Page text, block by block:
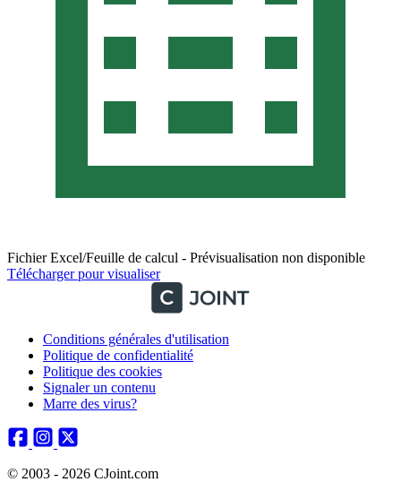
Fichier Excel/Feuille de calcul - Prévisualisation non disponible
Télécharger pour visualiser
Conditions générales d'utilisation
Politique de confidentialité
Politique des cookies
Signaler un contenu
Marre des virus?
© 2003 - 2026 CJoint.com